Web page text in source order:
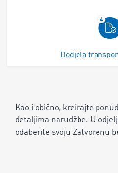
Dodjela
Kao i obično, kreirajte
detaljima narudžbe. U
odaberite svoju Zatvorenu